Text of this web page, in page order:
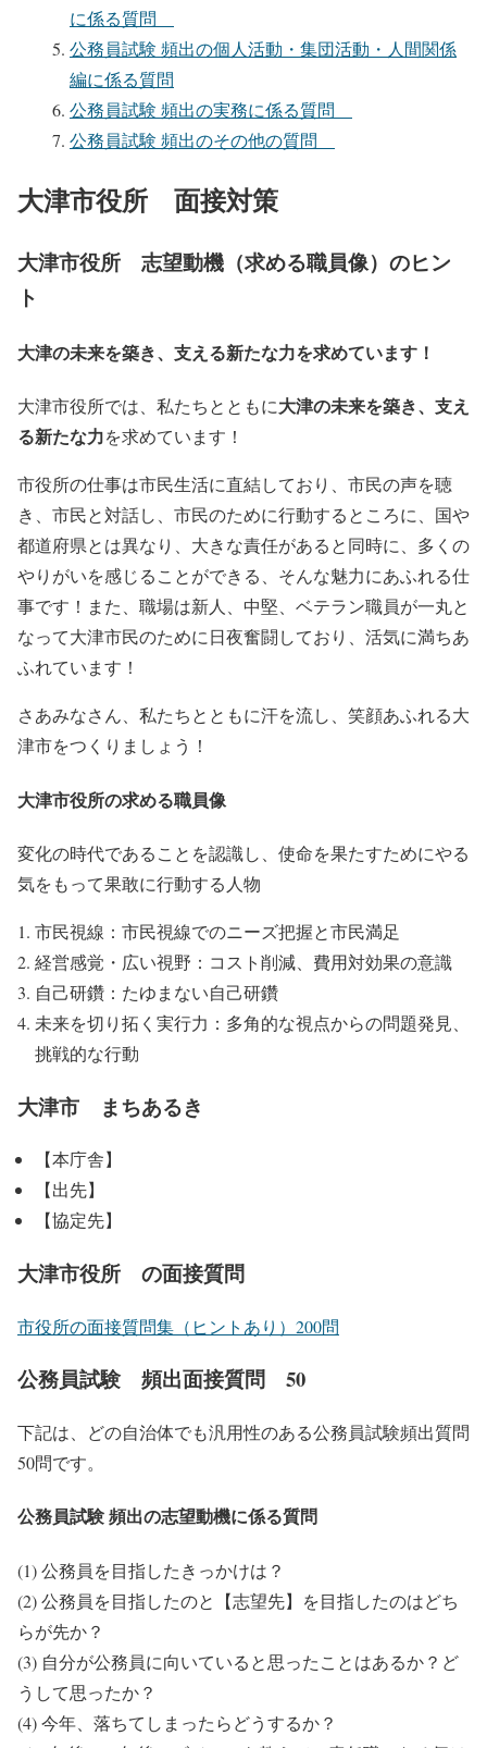
に係る質問
公務員試験 頻出の個人活動・集団活動・人間関係
編に係る質問
公務員試験 頻出の実務に係る質問
公務員試験 頻出のその他の質問
大津市役所 面接対策
大津市役所 志望動機（求める職員像）のヒン
ト
大津の未来を築き、支える新たな力を求めています！
大津市役所では、私たちとともに大津の未来を築き、支え
る新たな力を求めています！
市役所の仕事は市民生活に直結しており、市民の声を聴
き、市民と対話し、市民のために行動するところに、国や
都道府県とは異なり、大きな責任があると同時に、多くの
やりがいを感じることができる、そんな魅力にあふれる仕
事です！また、職場は新人、中堅、ベテラン職員が一丸と
なって大津市民のために日夜奮闘しており、活気に満ちあ
ふれています！
さあみなさん、私たちとともに汗を流し、笑顔あふれる大
津市をつくりましょう！
大津市役所の求める職員像
変化の時代であることを認識し、使命を果たすためにやる
気をもって果敢に行動する人物
市民視線：市民視線でのニーズ把握と市民満足
経営感覚・広い視野：コスト削減、費用対効果の意識
自己研鑽：たゆまない自己研鑽
未来を切り拓く実行力：多角的な視点からの問題発見、
挑戦的な行動
大津市 まちあるき
【本庁舎】
【出先】
【協定先】
大津市役所 の面接質問
市役所の面接質問集（ヒントあり）200問
公務員試験 頻出面接質問 50
下記は、どの自治体でも汎用性のある公務員試験頻出質問
50問です。
公務員試験 頻出の志望動機に係る質問
(1) 公務員を目指したきっかけは？
(2) 公務員を目指したのと【志望先】を目指したのはどち
らが先か？
(3) 自分が公務員に向いていると思ったことはあるか？ど
うして思ったか？
(4) 今年、落ちてしまったらどうするか？